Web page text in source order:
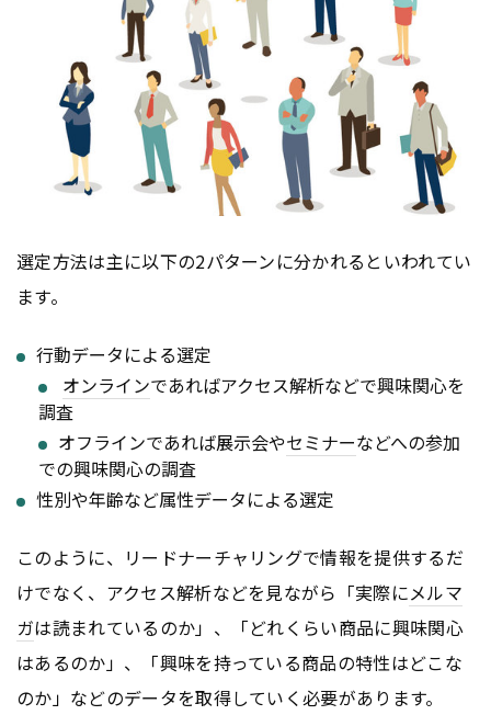
選定方法は主に以下の2パターンに分かれるといわれてい
ます。
行動データによる選定
オンラインであればアクセス解析などで興味関心を
調査
オフラインであれば展示会やセミナーなどへの参加
での興味関心の調査
性別や年齢など属性データによる選定
このように、リードナーチャリングで情報を提供するだ
けでなく、アクセス解析などを見ながら「実際にメルマ
ガは読まれているのか」、「どれくらい商品に興味関心
はあるのか」、「興味を持っている商品の特性はどこな
のか」などのデータを取得していく必要があります。